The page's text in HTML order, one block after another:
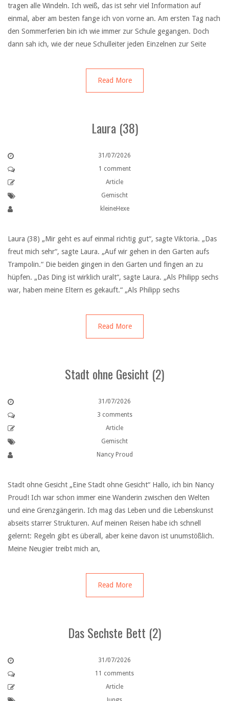
tragen alle Windeln. Ich weiß, das ist sehr viel Information auf
einmal, aber am besten fange ich von vorne an. Am ersten Tag nach
den Sommerferien bin ich wie immer zur Schule gegangen. Doch
dann sah ich, wie der neue Schulleiter jeden Einzelnen zur Seite
Read More
Laura (38)
31/07/2026
1 comment
Article
Gemischt
kleineHexe
Laura (38) „Mir geht es auf einmal richtig gut“, sagte Viktoria. „Das
freut mich sehr“, sagte Laura. „Auf wir gehen in den Garten aufs
Trampolin.“ Die beiden gingen in den Garten und fingen an zu
hüpfen. „Das Ding ist wirklich uralt“, sagte Laura. „Als Philipp sechs
war, haben meine Eltern es gekauft.“ „Als Philipp sechs
Read More
Stadt ohne Gesicht (2)
31/07/2026
3 comments
Article
Gemischt
Nancy Proud
Stadt ohne Gesicht „Eine Stadt ohne Gesicht“ Hallo, ich bin Nancy
Proud! Ich war schon immer eine Wanderin zwischen den Welten
und eine Grenzgängerin. Ich mag das Leben und die Lebenskunst
abseits starrer Strukturen. Auf meinen Reisen habe ich schnell
gelernt: Regeln gibt es überall, aber keine davon ist unumstößlich.
Meine Neugier treibt mich an,
Read More
Das Sechste Bett (2)
31/07/2026
11 comments
Article